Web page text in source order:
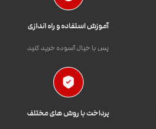
آموزش استفاده و راه اندازی
پس با خیال آسوده خرید کنید
پرداخت با روش های مختلف